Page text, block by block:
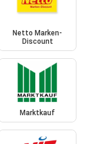
Netto Marken-
Discount
Marktkauf